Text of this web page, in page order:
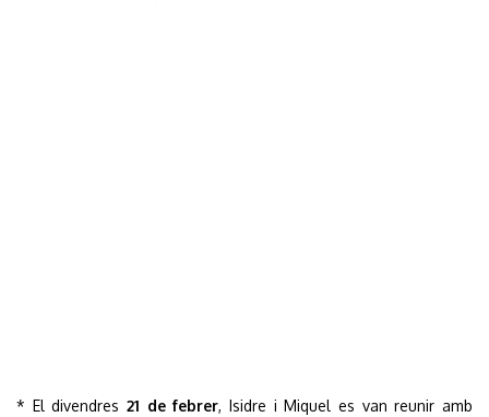
* El divendres 21 de febrer, Isidre i Miquel es van reunir amb